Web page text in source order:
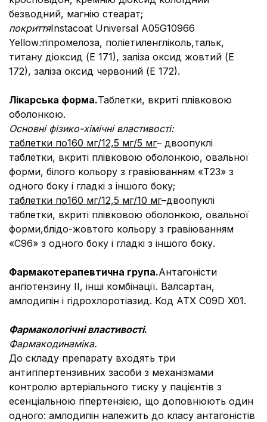
безводний, магнію стеарат;
покриттяInstacoat Universal A05G10966
Yellow:гіпромелоза, поліетиленгліколь,тальк,
титану діоксид (Е 171), заліза оксид жовтий (Е
172), заліза оксид червоний (Е 172).
Лікарська форма.Таблетки, вкриті плівковою
оболонкою.
Основні фізико-хімічні властивості:
таблетки по160 мг/12,5 мг/5 мг– двоопуклі
таблетки, вкриті плівковою оболонкою, овальної
форми, білого кольору з гравіюванням «Т23» з
одного боку і гладкі з іншого боку;
таблетки по160 мг/12,5 мг/10 мг–двоопуклі
таблетки, вкриті плівковою оболонкою, овальної
форми,блідо-жовтого кольору з гравіюванням
«C96» з одного боку і гладкі з іншого боку.
Фармакотерапевтична група.Антагоністи
ангіотензину ІІ, інші комбінації. Валсартан,
амлодипін і гідрохлоротіазид. Код АТX C09D X01.
Фармакологічні властивості.
Фармакодинаміка.
До складу препарату входять три
антигіпертензивних засоби з механізмами
контролю артеріального тиску у пацієнтів з
есенціальною гіпертензією, що доповнюють один
одного: амлодипін належить до класу антагоністів